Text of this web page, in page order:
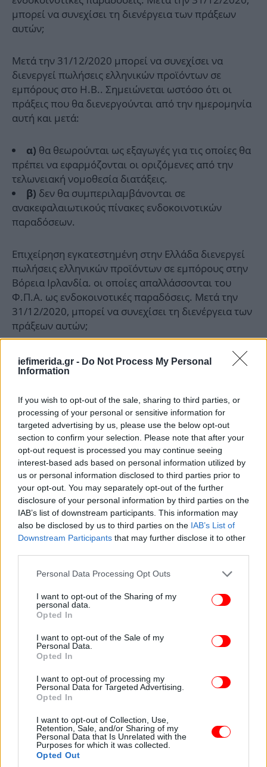
iefimerida.gr - Do Not Process My Personal
Information
If you wish to opt-out of the sale, sharing to third parties, or
processing of your personal or sensitive information for
targeted advertising by us, please use the below opt-out
section to confirm your selection. Please note that after your
opt-out request is processed you may continue seeing
interest-based ads based on personal information utilized by
us or personal information disclosed to third parties prior to
your opt-out. You may separately opt-out of the further
disclosure of your personal information by third parties on the
IAB’s list of downstream participants. This information may
also be disclosed by us to third parties on the IAB’s List of
Downstream Participants that may further disclose it to other
Please note that this website/app uses one or more Google
not limited to your visit or usage behaviour. You may click to
grant or deny consent to Google and its third-party tags to
use your data for below specified purposes in below Google
consent section.
Personal Data Processing Opt Outs
I want to opt-out of the Sharing of my
personal data.
Opted In
I want to opt-out of the Sale of my
Personal Data.
Opted In
I want to opt-out of processing my
Personal Data for Targeted Advertising.
Opted In
I want to opt-out of Collection, Use,
Retention, Sale, and/or Sharing of my
Personal Data that Is Unrelated with the
Purposes for which it was collected.
Opted Out
μπορεί να συνεχίσει τη διενέργεια των πράξεων
αυτών;
Μετά την 31/12/2020 μπορεί να συνεχίσει να
διενεργεί πωλήσεις ελληνικών προϊόντων σε
εμπόρους στο Η.Β.. Σημειώνεται ωστόσο ότι οι
πράξεις που θα διενεργούνται από την ημερομηνία
αυτή και μετά:
α) θα θεωρούνται ως εξαγωγές για τις οποίες θα
πρέπει να εφαρμόζονται οι οριζόμενες από την
τελωνειακή νομοθεσία διατάξεις.
β) δεν θα συμπεριλαμβάνονται σε
ανακεφαλαιωτικούς πίνακες ενδοκοινοτικών
παραδόσεων.
Επιχείρηση εγκατεστημένη στην Ελλάδα διενεργεί
πωλήσεις ελληνικών προϊόντων σε εμπόρους στην
Βόρεια Ιρλανδία. οι οποίες απαλλάσσονται του
Φ.Π.Α. ως ενδοκοινοτικές παραδόσεις. Μετά την
31/12/2020, μπορεί να συνεχίσει τη διενέργεια των
πράξεων αυτών;
Ναι, μετά την 31/12/2020 μπορεί να συνεχίσει να
διενεργεί πωλήσεις ελληνικών προϊόντων σε
διενεργούνται από την ημερομηνία αυτή και μετά
θα συμπεριλαμβάνονται στη δήλωση ΦΠΑ ως
ενδοκοινοτικές παραδόσεις αγαθών, καθώς και σε
ανακεφαλαιωτικούς πίνακες ενδοκοινοτικών
παραδόσεων αγαθών.
Σημειώνεται ότι, στους εν λόγω ανακεφαλαιωτικούς
πίνακες θα πρέπει να αναγράφεται ο ΑΦΜ/ΦΠΑ των
υποκειμένων στο ΦΠΑ εμπόρων αγαθών της
Βόρειας Ιρλανδίας με το πρόθεμα «XI».
Επιχείρηση εγκατεστημένη στην Ελλάδα
διενεργεί αγορές βρετανικών προϊόντων από